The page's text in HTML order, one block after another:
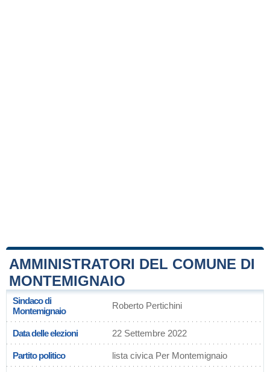
AMMINISTRATORI DEL COMUNE DI
MONTEMIGNAIO
Sindaco di
Montemignaio
Roberto Pertichini
Data delle elezioni 22 Settembre 2022
Partito politico lista civica Per Montemignaio